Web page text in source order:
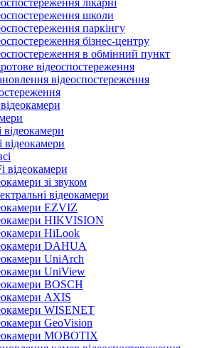
школи
паркінгу
бізнес-центру
в обмінний пункт
відеоспостереження
відеоспостереження
відеокамери
відеокамери
відеокамери
зі звуком
відеокамери
EZVIZ
HIKVISION
HiLook
DAHUA
UniArch
UniView
BOSCH
AXIS
WISENET
GeoVision
MOBOTIX